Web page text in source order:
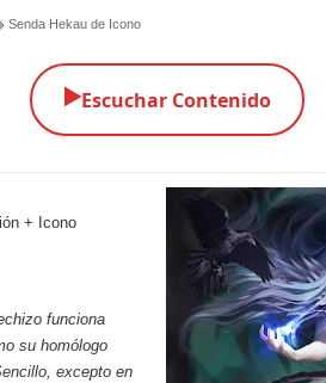
Senda Hekau de Icono
▶️Escuchar Contenido
+ Icono
funciona
su homólogo
, excepto en